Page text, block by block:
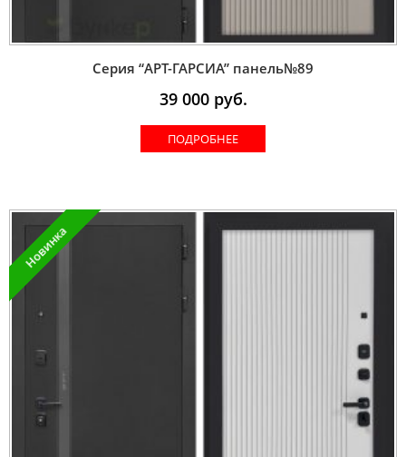
Серия “AРT-ГАРСИА” панель№89
39 000руб.
ПОДРОБНЕЕ
Новинка